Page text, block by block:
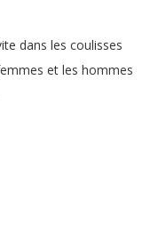
dans les coulisses
et les hommes